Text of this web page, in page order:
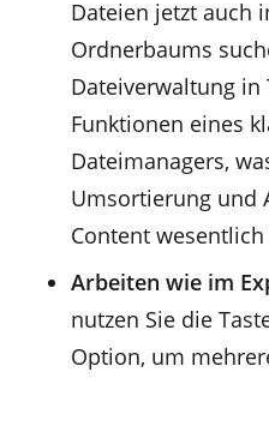
Dateien jetzt auch
Ordnerbaums
Dateiverwaltung in
Funktionen eines
Dateimanagers,
Umsortierung und
Content
Arbeiten wie im
nutzen Sie die
Option, um